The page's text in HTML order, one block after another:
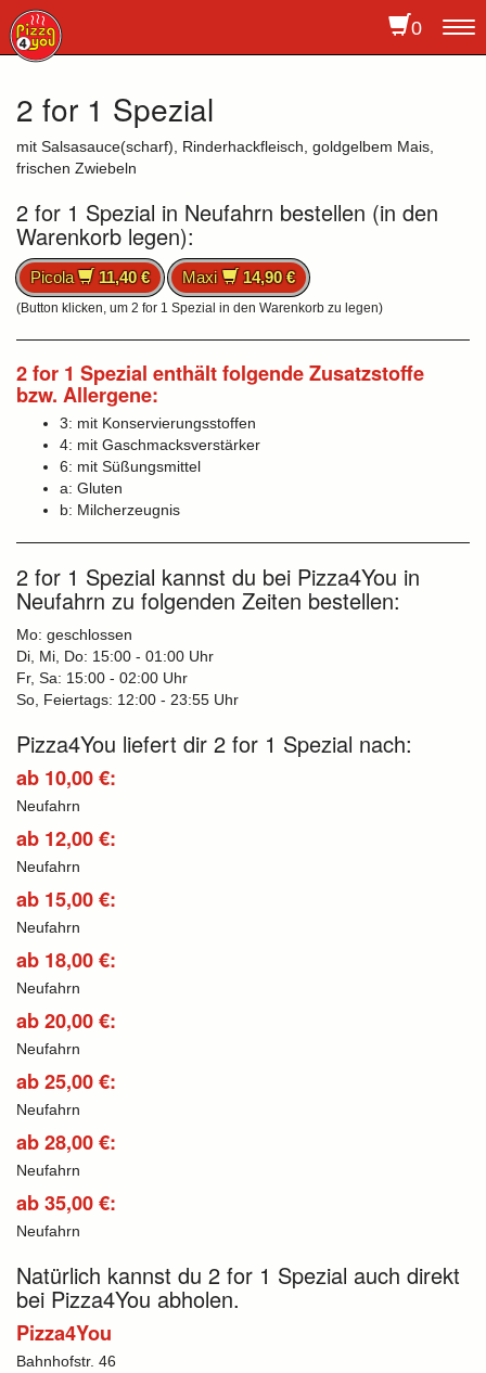
0
2 for 1 Spezial
mit Salsasauce(scharf), Rinderhackfleisch, goldgelbem Mais,
frischen Zwiebeln
2 for 1 Spezial in Neufahrn bestellen (in den
Warenkorb legen):
Picola 11,40 € Maxi 14,90 €
(Button klicken, um 2 for 1 Spezial in den Warenkorb zu legen)
2 for 1 Spezial enthält folgende Zusatzstoffe
bzw. Allergene:
3: mit Konservierungsstoffen
4: mit Gaschmacksverstärker
6: mit Süßungsmittel
a: Gluten
b: Milcherzeugnis
2 for 1 Spezial kannst du bei Pizza4You in
Neufahrn zu folgenden Zeiten bestellen:
Mo: geschlossen
Di, Mi, Do: 15:00 - 01:00 Uhr
Fr, Sa: 15:00 - 02:00 Uhr
So, Feiertags: 12:00 - 23:55 Uhr
Pizza4You liefert dir 2 for 1 Spezial nach:
ab 10,00 €:
Neufahrn
ab 12,00 €:
Neufahrn
ab 15,00 €:
Neufahrn
ab 18,00 €:
Neufahrn
ab 20,00 €:
Neufahrn
ab 25,00 €:
Neufahrn
ab 28,00 €:
Neufahrn
ab 35,00 €:
Neufahrn
Natürlich kannst du 2 for 1 Spezial auch direkt
bei Pizza4You abholen.
Pizza4You
Bahnhofstr. 46